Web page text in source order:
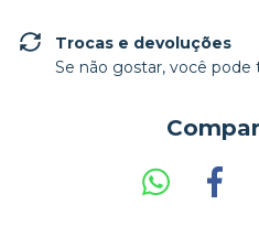
Trocas e devoluções
Se não gostar, você pode